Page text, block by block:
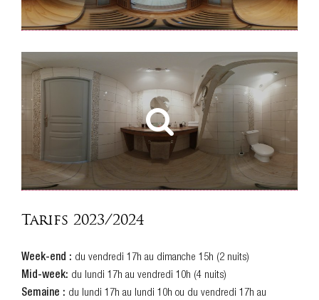
Tarifs 2023/2024
Week-end : du vendredi 17h au dimanche 15h (2 nuits)
Mid-week: du lundi 17h au vendredi 10h (4 nuits)
Semaine : du lundi 17h au lundi 10h ou du vendredi 17h au